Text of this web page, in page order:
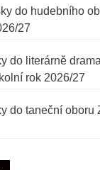
do hudebního
27
do literárně
rok 2026/27
do taneční oboru